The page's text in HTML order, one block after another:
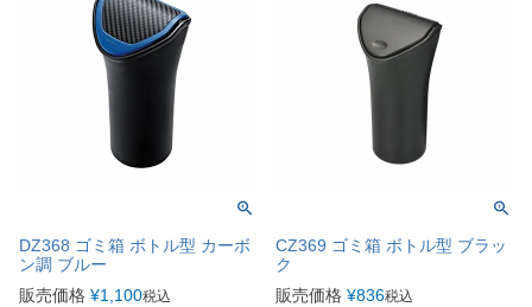
DZ368 ゴミ箱 ボトル型 カーボ
ン調 ブルー
販売価格 ¥1,100税込
CZ369 ゴミ箱 ボトル型 ブラッ
ク
販売価格 ¥836税込